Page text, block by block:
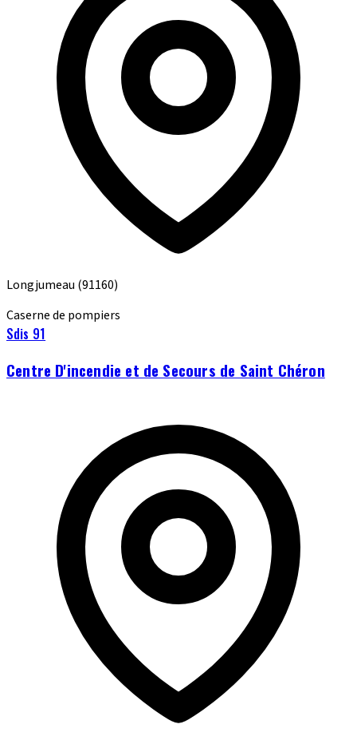
Longjumeau (91160)
Caserne de pompiers
Sdis 91
Centre D'incendie et de Secours de Saint Chéron